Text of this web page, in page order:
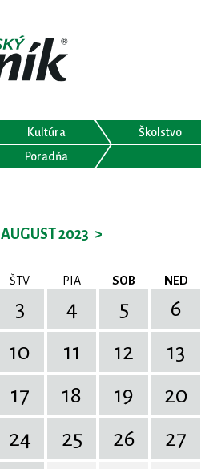
Kultúra Školstvo
Poradňa
AUGUST 2023 >
ŠTV PIA SOB NED
3 4 5
6
10 11 12
13
17 18 19
20
24 25 26
27